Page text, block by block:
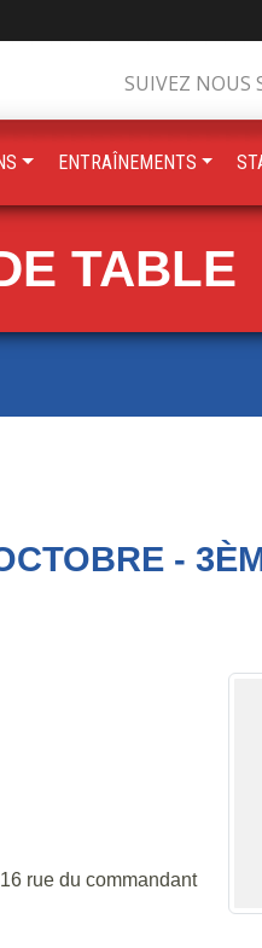
TABLE
-
rue du commandant
SUIVEZ NOUS
ENTRAÎNEMENTS